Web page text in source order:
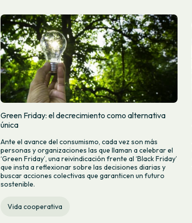
Green Friday: el decrecimiento como alternativa
única
Ante el avance del consumismo, cada vez son más
personas y organizaciones las que llaman a celebrar el
‘Green Friday’, una reivindicación frente al ‘Black Friday’
que insta a reflexionar sobre las decisiones diarias y
buscar acciones colectivas que garanticen un futuro
sostenible.
Vida cooperativa